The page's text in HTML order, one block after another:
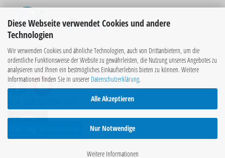
Diese Webseite verwendet Cookies und andere
Technologien
Wir verwenden Cookies und ähnliche Technologien, auch von Drittanbietern, um die
ordentliche Funktionsweise der Website zu gewährleisten, die Nutzung unseres Angebotes zu
analysieren und Ihnen ein bestmögliches Einkaufserlebnis bieten zu können. Weitere
Informationen finden Sie in unserer Datenschutzerklärung.
Alle Akzeptieren
Nur Notwendige
Weitere Informationen
Bücher sind nicht
rabattierbar!
SOCIAL MEDIA KANÄLE